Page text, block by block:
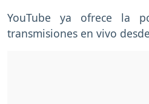
YouTube ya ofrece la
transmisiones en vivo